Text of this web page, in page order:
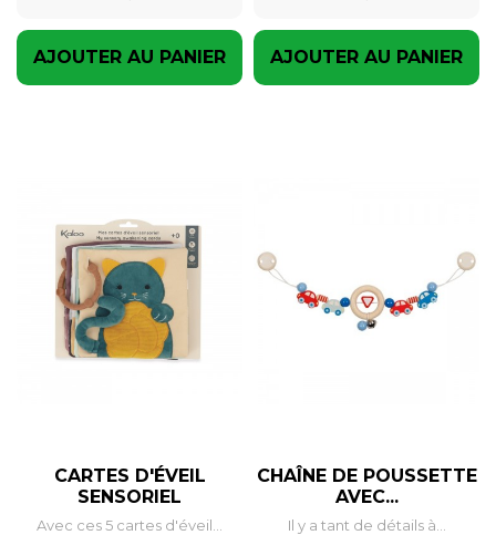
AJOUTER AU PANIER AJOUTER AU PANIER
CARTES D'ÉVEIL
SENSORIEL
Avec ces 5 cartes d'éveil...
CHAÎNE DE POUSSETTE
AVEC...
Il y a tant de détails à...